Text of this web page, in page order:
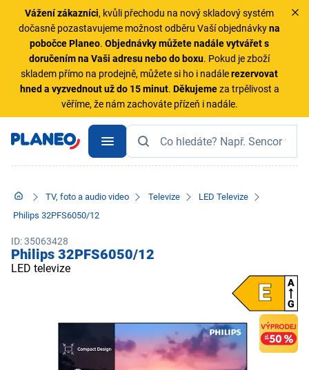
Vážení zákazníci, kvůli přechodu na nový skladový systém
dočasně pozastavujeme možnost odběru Vaší objednávkyna
pobočce Planeo.Objednávky můžete nadále vytvářet s
doručením na Vaši adresu nebo do boxu. Pokud je zboží
skladem přímo na prodejně, můžete si ho i nadálerezervovat
hned a vyzvednout už do 15 minut. Děkujemeza trpělivost a
věříme, že nám zachováte přízeň i nadále.
TV, foto a audio video Televize
LED Televize
Philips 32PFS6050/12
ID: 35063428
Philips 32PFS6050/12
LED televize